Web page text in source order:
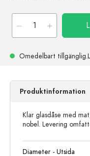
Omedelbart tillgänglig.
Produktinformation
Klar glasdåse med
nobel. Levering
Diameter - Utsida